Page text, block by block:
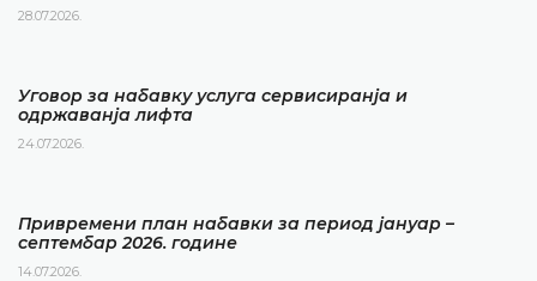
28.07.2026.
Уговор за набавку услуга сервисиранја и
одржаванја лифта
24.07.2026.
Привремени план набавки за период јануар –
септембар 2026. године
14.07.2026.